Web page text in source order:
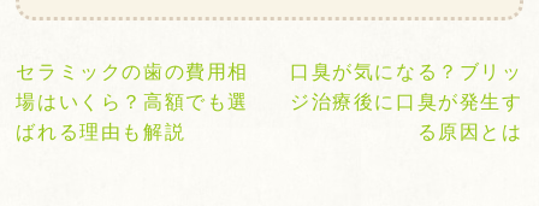
投
稿
ナ
セラミックの歯の費用相
場はいくら？高額でも選
ばれる理由も解説
口臭が気になる？ブリッ
ジ治療後に口臭が発生す
る原因とは